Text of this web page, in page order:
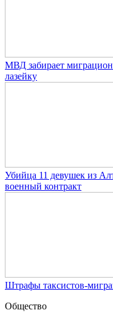
МВД забирает
лазейку
Убийца 11 девушек из
военный контракт
Штрафы таксистов-
Общество